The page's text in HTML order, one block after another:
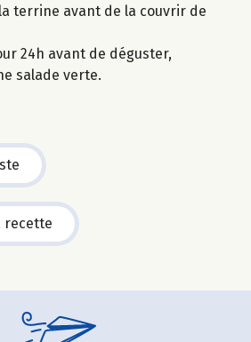
terrine avant de la couvrir de
24h avant de déguster,
salade verte.
recette